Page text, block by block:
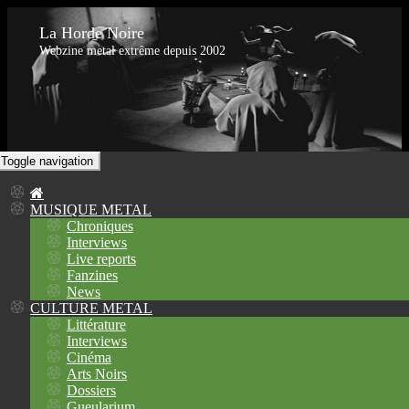
La Horde Noire
Webzine metal extrême depuis 2002
Toggle navigation
MUSIQUE METAL
Chroniques
Interviews
Live reports
Fanzines
News
CULTURE METAL
Littérature
Interviews
Cinéma
Arts Noirs
Dossiers